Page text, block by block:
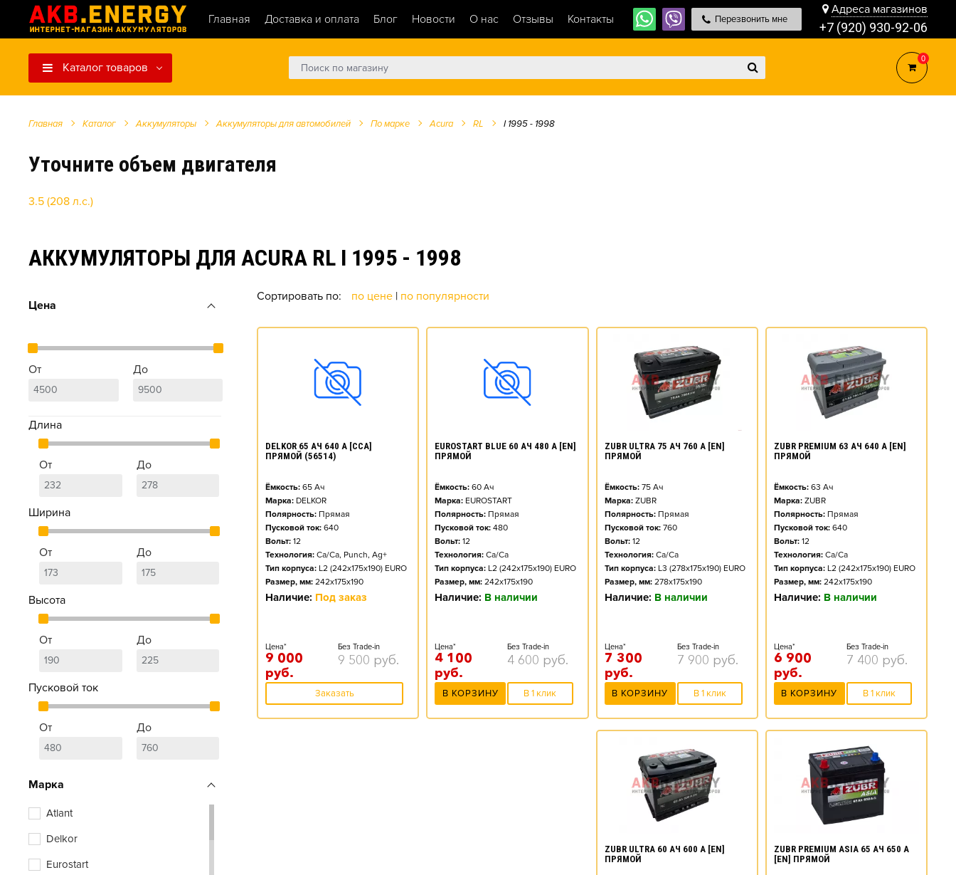
Главная Доставка и оплата Блог Новости О нас Отзывы Контакты Перезвонить мне
Адреса магазинов
+7 (920) 930-92-06
Каталог товаров
0
Главная Каталог Аккумуляторы Аккумуляторы для автомобилей По марке Acura RL I 1995 - 1998
Уточните объем двигателя
3.5 (208 л.с.)
АККУМУЛЯТОРЫ ДЛЯ ACURA RL I 1995 - 1998
Цена
От До
Длина
От До
Ширина
От До
Высота
От До
Пусковой ток
От До
Марка
Atlant
Delkor
Eurostart
Сортировать по: по цене | по популярности
DELKOR 65 АЧ 640 А [CCA]
ПРЯМОЙ (56514)
Ёмкость: 65 Ач
Марка: DELKOR
Полярность: Прямая
Пусковой ток: 640
Вольт: 12
Технология: Ca/Ca, Punch, Ag+
Тип корпуса: L2 (242x175x190) EURO
Размер, мм: 242x175x190
Наличие: Под заказ
Цена*
9 000
руб.
Без Trade-in
9 500 руб.
Заказать
EUROSTART BLUE 60 АЧ 480 А [EN]
ПРЯМОЙ
Ёмкость: 60 Ач
Марка: EUROSTART
Полярность: Прямая
Пусковой ток: 480
Вольт: 12
Технология: Ca/Ca
Тип корпуса: L2 (242x175x190) EURO
Размер, мм: 242x175x190
Наличие: В наличии
Цена*
4 100
руб.
Без Trade-in
4 600 руб.
В КОРЗИНУ В 1 клик
ZUBR ULTRA 75 АЧ 760 А [EN]
ПРЯМОЙ
Ёмкость: 75Ач
Марка: ZUBR
Полярность: Прямая
Пусковой ток: 760
Вольт: 12
Технология: Ca/Ca
Тип корпуса: L3 (278x175x190) EURO
Размер, мм: 278x175x190
Наличие: В наличии
Цена*
7 300
руб.
Без Trade-in
7 900 руб.
В КОРЗИНУ В 1 клик
ZUBR PREMIUM 63 АЧ 640 А [EN]
ПРЯМОЙ
Ёмкость: 63 Ач
Марка: ZUBR
Полярность: Прямая
Пусковой ток: 640
Вольт: 12
Технология: Ca/Ca
Тип корпуса: L2 (242x175x190) EURO
Размер, мм: 242x175x190
Наличие: В наличии
Цена*
6 900
руб.
Без Trade-in
7 400 руб.
В КОРЗИНУ В 1 клик
ZUBR ULTRA 60 АЧ 600 А [EN]
ПРЯМОЙ
ZUBR PREMIUM ASIA 65 АЧ 650 А
[EN] ПРЯМОЙ